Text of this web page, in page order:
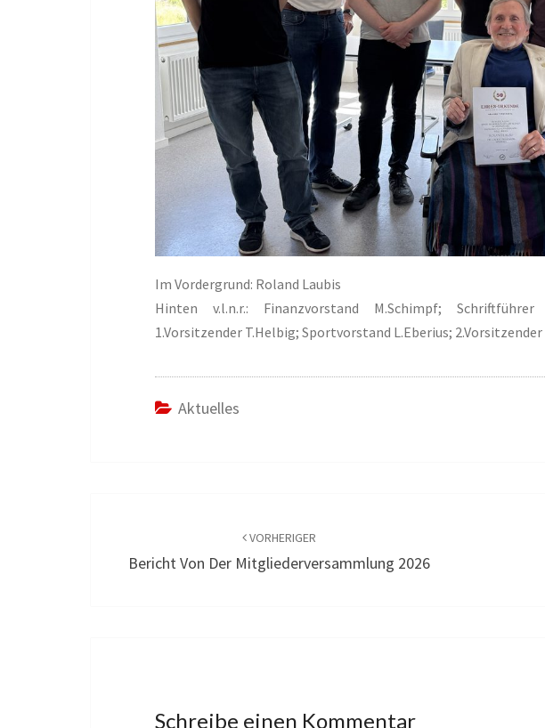
Im Vordergrund: Roland Laubis
Hinten v.l.n.r.: Finanzvorstand M.Schimpf; Schriftführer
1.Vorsitzender T.Helbig; Sportvorstand L.Eberius; 2.Vorsitzender
Aktuelles
VORHERIGER
Bericht Von Der Mitgliederversammlung 2026
Schreibe einen Kommentar